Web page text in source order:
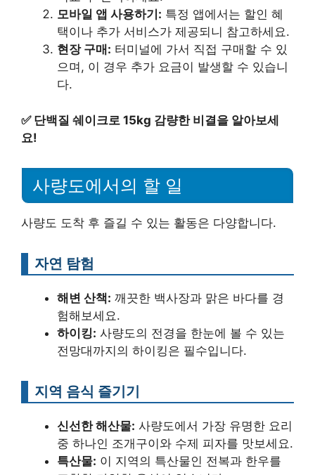
모바일 앱 사용하기: 특정 앱에서는 할인 혜
택이나 추가 서비스가 제공되니 참고하세요.
현장 구매: 터미널에 가서 직접 구매할 수 있
으며, 이 경우 추가 요금이 발생할 수 있습니
다.
✅ 단백질 쉐이크로 15kg 감량한 비결을 알아보세
요!
사량도에서의 할 일
사량도 도착 후 즐길 수 있는 활동은 다양합니다.
자연 탐험
해변 산책: 깨끗한 백사장과 맑은 바다를 경
험해보세요.
하이킹: 사량도의 전경을 한눈에 볼 수 있는
전망대까지의 하이킹은 필수입니다.
지역 음식 즐기기
신선한 해산물: 사량도에서 가장 유명한 요리
중 하나인 조개구이와 수제 피자를 맛보세요.
특산물: 이 지역의 특산물인 전복과 한우를